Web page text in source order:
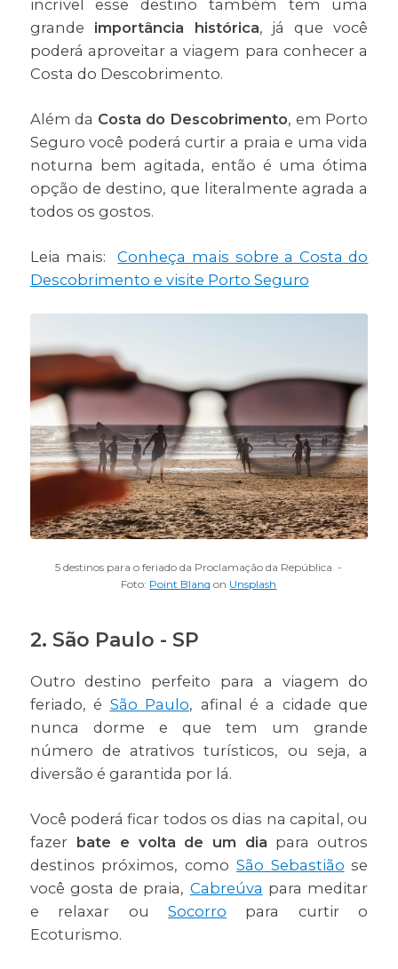
incrível esse destino também tem uma
grande importância histórica, já que você
poderá aproveitar a viagem para conhecer a
Costa do Descobrimento.
Além da Costa do Descobrimento, em Porto
Seguro você poderá curtir a praia e uma vida
noturna bem agitada, então é uma ótima
opção de destino, que literalmente agrada a
todos os gostos.
Leia mais:Conheça mais sobre a Costa do
Descobrimento e visite Porto Seguro
5 destinos para o feriado da Proclamação da República -
Foto: Point Blanq on Unsplash
2. São Paulo - SP
Outro destino perfeito para a viagem do
feriado, é São Paulo, afinal é a cidade que
nunca dorme e que tem um grande
número de atrativos turísticos, ou seja, a
diversão é garantida por lá.
Você poderá ficar todos os dias na capital, ou
fazerbate e volta de um dia para outros
destinos próximos, como São Sebastião se
você gosta de praia, Cabreúva para meditar
e relaxar ou Socorro para curtir o
Ecoturismo.